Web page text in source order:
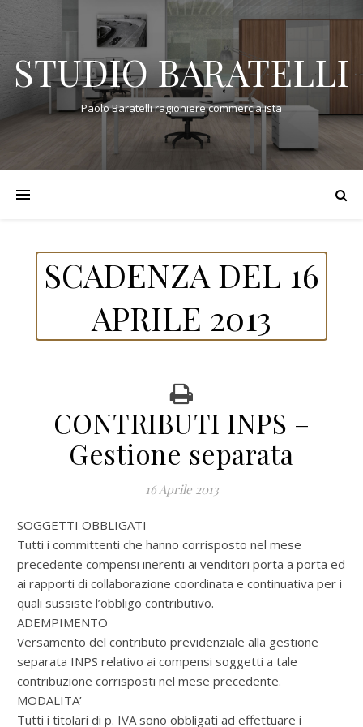
STUDIO BARATELLI
Paolo Baratelli ragioniere commercialista
SCADENZA DEL 16
APRILE 2013
CONTRIBUTI INPS –
Gestione separata
16 Aprile 2013
SOGGETTI OBBLIGATI
Tutti i committenti che hanno corrisposto nel mese
precedente compensi inerenti ai venditori porta a porta ed
ai rapporti di collaborazione coordinata e continuativa per i
quali sussiste l’obbligo contributivo.
ADEMPIMENTO
Versamento del contributo previdenziale alla gestione
separata INPS relativo ai compensi soggetti a tale
contribuzione corrisposti nel mese precedente.
MODALITA’
Tutti i titolari di p. IVA sono obbligati ad effettuare i